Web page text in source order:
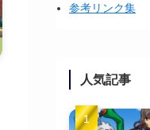
参考リンク集
人気記事